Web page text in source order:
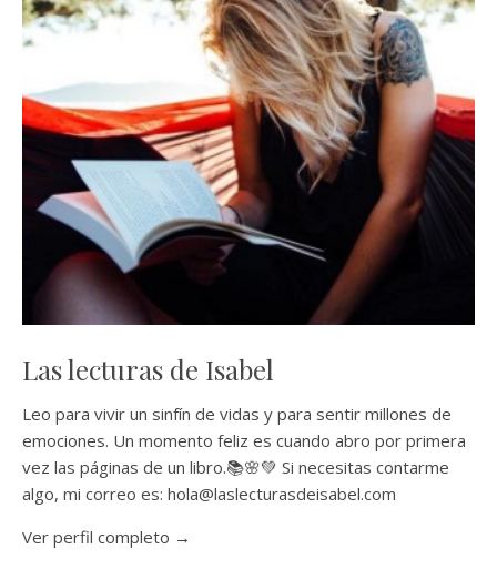
Las lecturas de Isabel
Leo para vivir un sinfín de vidas y para sentir millones de
emociones. Un momento feliz es cuando abro por primera
vez las páginas de un libro.📚🌸💚 Si necesitas contarme
algo, mi correo es: hola@laslecturasdeisabel.com
Ver perfil completo →